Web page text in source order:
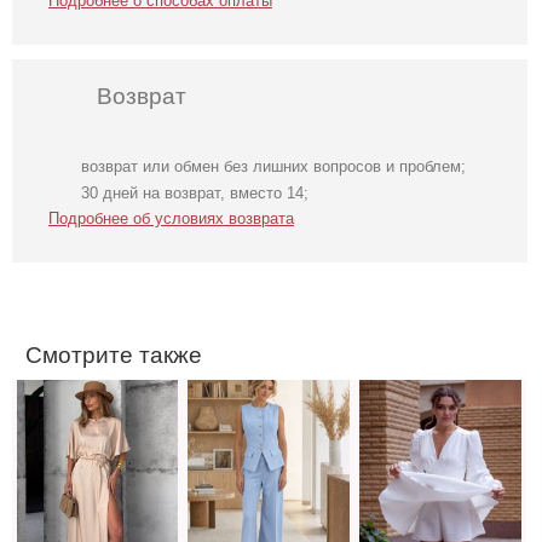
Возврат
возврат или обмен без лишних вопросов и проблем;
30 дней на возврат, вместо 14;
Подробнее об условиях возврата
Смотрите также
Трендовое
шелковое платье
в бежевом цвете
Нарядный
голубой костюм
двойка